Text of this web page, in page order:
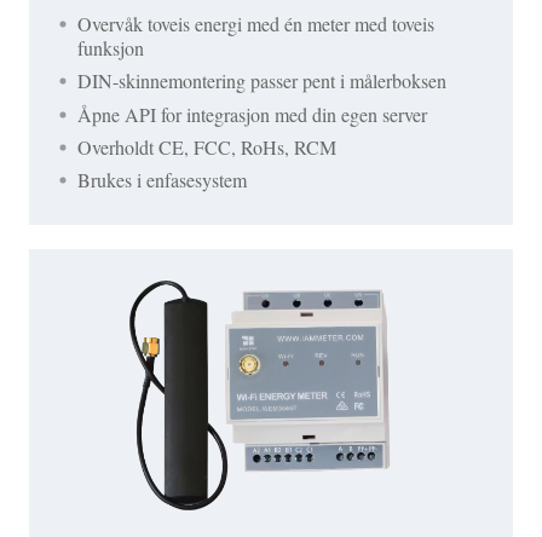
Overvåk toveis energi med én meter med toveis
funksjon
DIN-skinnemontering passer pent i målerboksen
Åpne API for integrasjon med din egen server
Overholdt CE, FCC, RoHs, RCM
Brukes i enfasesystem